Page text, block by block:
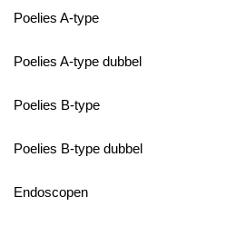
Poelies A-type
Poelies A-type dubbel
Poelies B-type
Poelies B-type dubbel
Endoscopen